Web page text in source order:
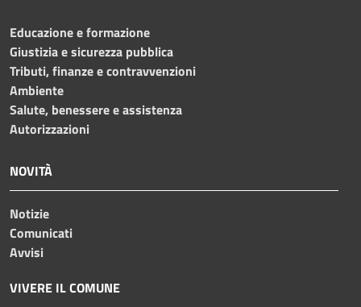
Educazione e formazione
Giustizia e sicurezza pubblica
Tributi, finanze e contravvenzioni
Ambiente
Salute, benessere e assistenza
Autorizzazioni
NOVITÀ
Notizie
Comunicati
Avvisi
VIVERE IL COMUNE